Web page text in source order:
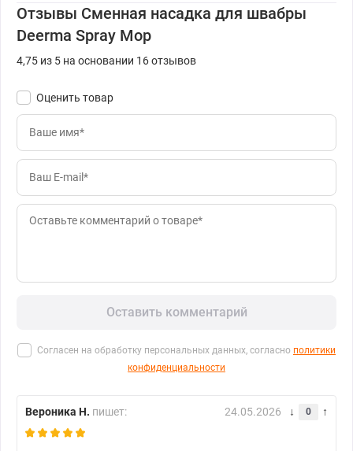
Отзывы Сменная насадка для швабры
Deerma Spray Mop
4,75 из 5 на основании 16 отзывов
Оценить товар
Оставить комментарий
Согласен на обработку персональных данных, согласно политики
конфиденциальности
Вероника Н. пишет: 24.05.2026 0